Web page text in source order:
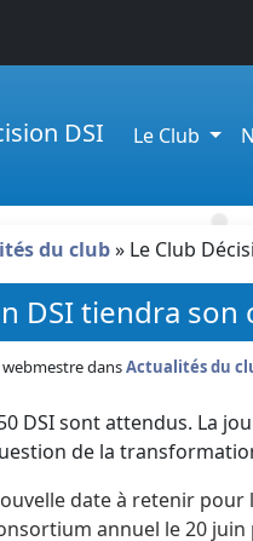
DSI Le Club
du club» Le Club
DSI tiendra
webmestre dansActualités du
DSI sont attendus. La
de la
date à retenir pour
annuel le 20 juin